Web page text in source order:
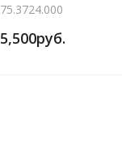
75.3724.000
5,500руб.